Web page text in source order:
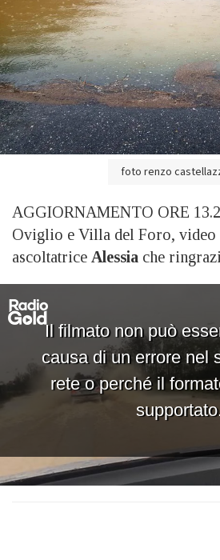
foto renzo
AGGIORNAMENTO ORE
Oviglio e Villa del Foro, video
ascoltatrice Alessia che